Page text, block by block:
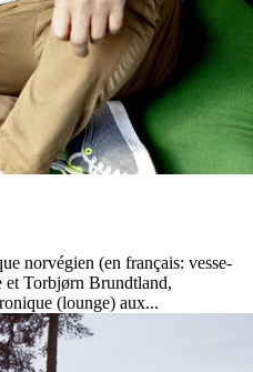
norvégien (en français: vesse-
et Torbjørn Brundtland,
(lounge) aux...